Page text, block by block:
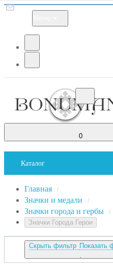
0
Каталог
Главная /
Значки и медали /
Значки города и гербы /
Значки Города Герои
Скрыть фильтр Показать